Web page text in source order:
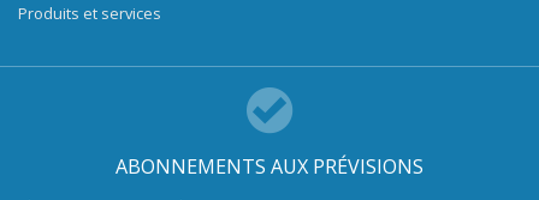
Produits et services
ABONNEMENTS AUX PRÉVISIONS